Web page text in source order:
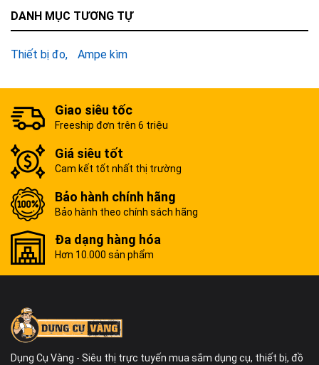
DANH MỤC TƯƠNG TỰ
Thiết bị đo Ampe kìm
Giao siêu tốc
Freeship đơn trên 6 triệu
Giá siêu tốt
Cam kết tốt nhất thị trường
Bảo hành chính hãng
Bảo hành theo chính sách hãng
Đa dạng hàng hóa
Hơn 10.000 sản phẩm
Dụng Cụ Vàng - Siêu thị trực tuyến mua sắm dụng cụ, thiết bị, đồ